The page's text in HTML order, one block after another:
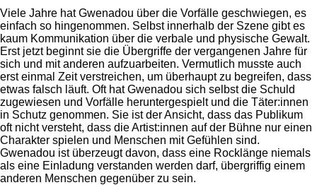
Viele Jahre hat Gwenadou über die Vorfälle geschwiegen, es
einfach so hingenommen. Selbst innerhalb der Szene gibt es
kaum Kommunikation über die verbale und physische Gewalt.
Erst jetzt beginnt sie die Übergriffe der vergangenen Jahre für
sich und mit anderen aufzuarbeiten. Vermutlich musste auch
erst einmal Zeit verstreichen, um überhaupt zu begreifen, dass
etwas falsch läuft. Oft hat Gwenadou sich selbst die Schuld
zugewiesen und Vorfälle heruntergespielt und die Täter:innen
in Schutz genommen. Sie ist der Ansicht, dass das Publikum
oft nicht versteht, dass die Artist:innen auf der Bühne nur einen
Charakter spielen und Menschen mit Gefühlen sind.
Gwenadou ist überzeugt davon, dass eine Rocklänge niemals
als eine Einladung verstanden werden darf, übergriffig einem
anderen Menschen gegenüber zu sein.